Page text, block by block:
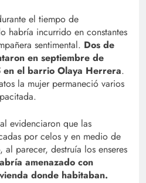
el tiempo de
habría incurrido en constantes
sentimental. Dos de
en septiembre de
el barrio Olaya Herrera.
la mujer permaneció varios
evidenciaron que las
por celos y en medio de
al parecer, destruía los enseres
amenazado con
donde habitaban.